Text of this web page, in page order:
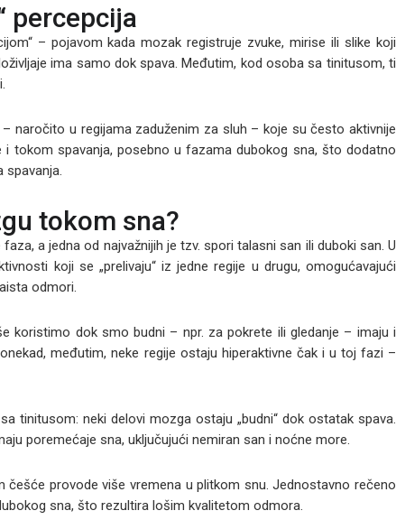
percepcija
– pojavom kada mozak registruje zvuke, mirise ili slike koji
ima samo dok spava. Međutim, kod osoba sa tinitusom, ti
naročito u regijama zaduženim za sluh – koje su često aktivnije
i tokom spavanja, posebno u fazama dubokog sna, što dodatno
spavanja.
tokom sna?
a jedna od najvažnijih je tzv. spori talasni san ili duboki san. U
koji se „prelivaju“ iz jedne regije u drugu, omogućavajući
odmori.
koristimo dok smo budni – npr. za pokrete ili gledanje – imaju i
međutim, neke regije ostaju hiperaktivne čak i u toj fazi –
tinitusom: neki delovi mozga ostaju „budni“ dok ostatak spava.
poremećaje sna, uključujući nemiran san i noćne more.
češće provode više vremena u plitkom snu. Jednostavno rečeno
sna, što rezultira lošim kvalitetom odmora.